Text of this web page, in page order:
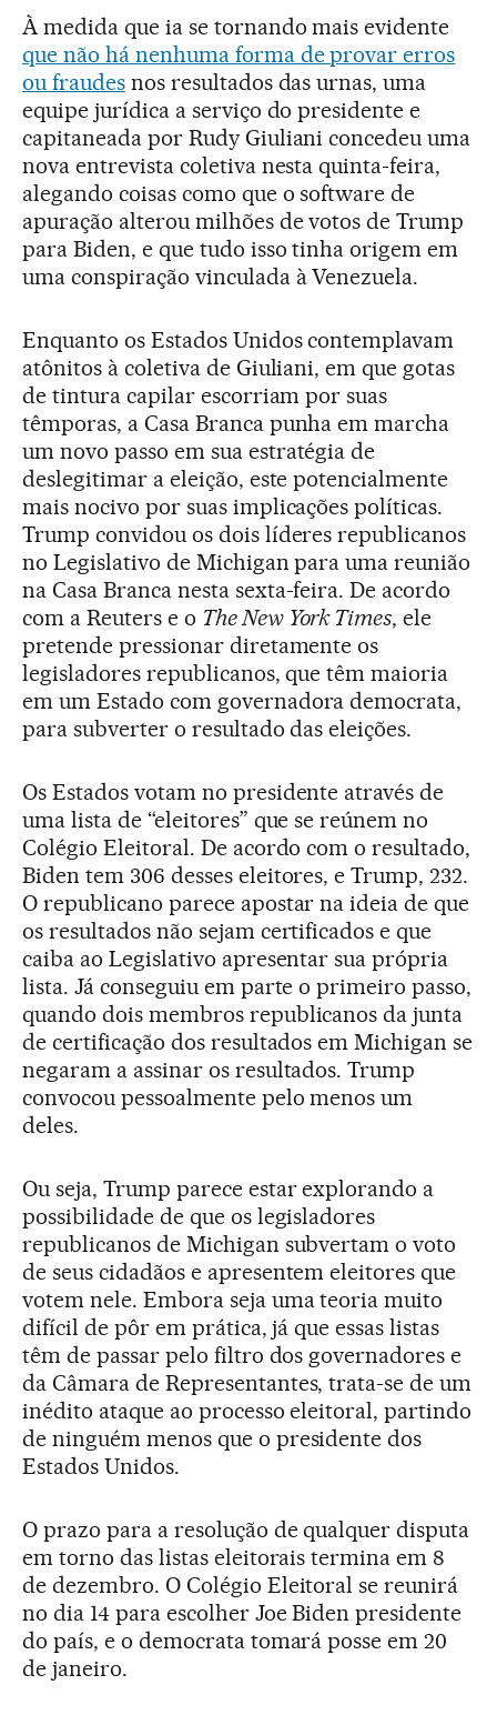
À medida que ia se tornando mais evidente
que não há nenhuma forma de provar erros
ou fraudesnos resultados das urnas, uma
equipe jurídica a serviço do presidente e
capitaneada por Rudy Giuliani concedeu uma
nova entrevista coletiva nesta quinta-feira,
alegando coisas como que o software de
apuração alterou milhões de votos de Trump
para Biden, e que tudo isso tinha origem em
uma conspiração vinculada à Venezuela.
Enquanto os Estados Unidos contemplavam
atônitos à coletiva de Giuliani, em que gotas
de tintura capilar escorriam por suas
têmporas, a Casa Branca punha em marcha
um novo passo em sua estratégia de
deslegitimar a eleição, este potencialmente
mais nocivo por suas implicações políticas.
Trump convidou os dois líderes republicanos
no Legislativo de Michigan para uma reunião
na Casa Branca nesta sexta-feira. De acordo
com a Reuters e o The New York Times, ele
pretende pressionar diretamente os
legisladores republicanos, que têm maioria
em um Estado com governadora democrata,
para subverter o resultado das eleições.
Os Estados votam no presidente através de
uma lista de “eleitores” que se reúnem no
Colégio Eleitoral. De acordo com o resultado,
Biden tem 306 desses eleitores, e Trump, 232.
O republicano parece apostar na ideia de que
os resultados não sejam certificados e que
caiba ao Legislativo apresentar sua própria
lista. Já conseguiu em parte o primeiro passo,
quando dois membros republicanos da junta
de certificação dos resultados em Michigan se
negaram a assinar os resultados. Trump
convocou pessoalmente pelo menos um
deles.
Ou seja, Trump parece estar explorando a
possibilidade de que os legisladores
republicanos de Michigan subvertam o voto
de seus cidadãos e apresentem eleitores que
votem nele. Embora seja uma teoria muito
difícil de pôr em prática, já que essas listas
têm de passar pelo filtro dos governadores e
da Câmara de Representantes, trata-se de um
inédito ataque ao processo eleitoral, partindo
de ninguém menos que o presidente dos
Estados Unidos.
O prazo para a resolução de qualquer disputa
em torno das listas eleitorais termina em 8
de dezembro. O Colégio Eleitoral se reunirá
no dia 14 para escolher Joe Biden presidente
do país, e o democrata tomará posse em 20
de janeiro.